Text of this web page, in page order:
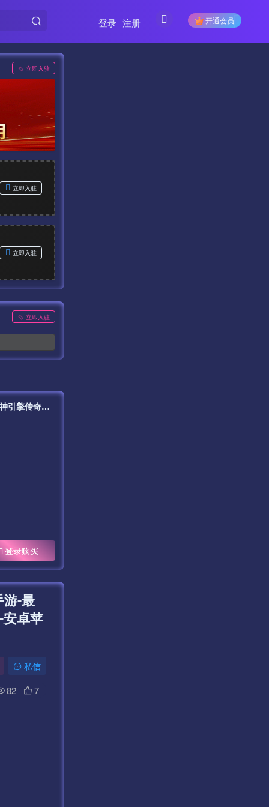
开通会员
登录 注册
立即入驻
立即入驻
立即入驻
立即入驻
【传奇手游之天花板屠龙之刃第二季免授权版】站长推荐经典三职业特色战神引擎传奇手游-最新打包Win服务端源码视频架设教程-新版GM多功能网页授权物品后台-GM直冲网页后台-安卓苹果IOS双端版本！
登录购买
游-最
卓苹
私信
82 7